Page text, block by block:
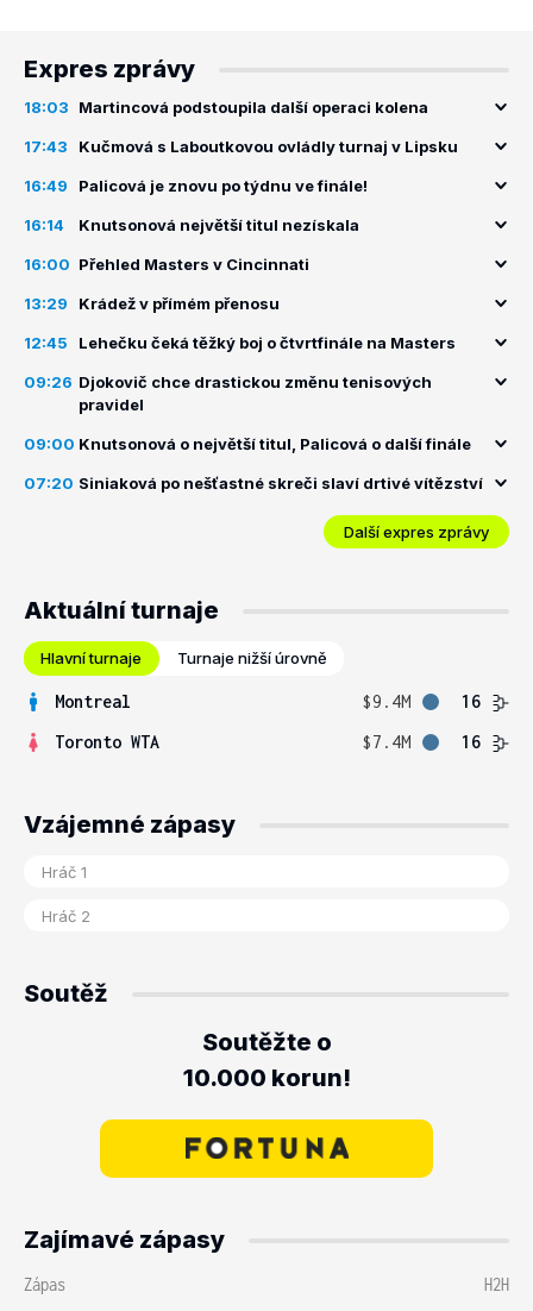
Expres zprávy
18:03 Martincová podstoupila další operaci kolena
17:43 Kučmová s Laboutkovou ovládly turnaj v Lipsku
16:49 Palicová je znovu po týdnu ve finále!
16:14 Knutsonová největší titul nezískala
16:00 Přehled Masters v Cincinnati
13:29 Krádež v přímém přenosu
12:45 Lehečku čeká těžký boj o čtvrtfinále na Masters
09:26 Djokovič chce drastickou změnu tenisových
pravidel
09:00 Knutsonová o největší titul, Palicová o další finále
07:20 Siniaková po nešťastné skreči slaví drtivé vítězství
Další expres zprávy
Aktuální turnaje
Hlavní turnaje Turnaje nižší úrovně
Montreal $9.4M
16
Toronto WTA
$7.4M 16
Vzájemné zápasy
Soutěž
Soutěžte o
10.000 korun!
Zajímavé zápasy
Zápas
H2H